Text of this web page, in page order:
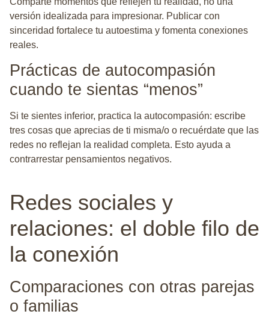
versión idealizada para impresionar. Publicar con
sinceridad fortalece tu autoestima y fomenta conexiones
reales.
Prácticas de autocompasión
cuando te sientas “menos”
Si te sientes inferior, practica la autocompasión: escribe
tres cosas que aprecias de ti misma/o o recuérdate que las
redes no reflejan la realidad completa. Esto ayuda a
contrarrestar pensamientos negativos.
Redes sociales y
relaciones: el doble filo de
la conexión
Comparaciones con otras parejas
o familias